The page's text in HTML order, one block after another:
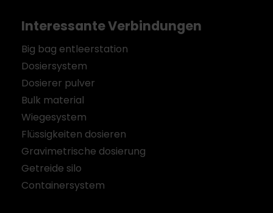
Interessante Verbindungen
Big bag entleerstation
Dosiersystem
Dosierer pulver
Bulk material
Wiegesystem
Flüssigkeiten dosieren
Gravimetrische dosierung
Getreide silo
Containersystem